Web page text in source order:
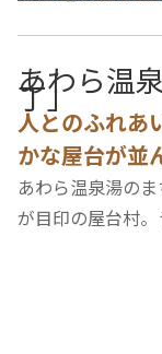
あわら温
丁」
人とのふれあ
かな屋台が並
あわら温泉湯の
が目印の屋台村